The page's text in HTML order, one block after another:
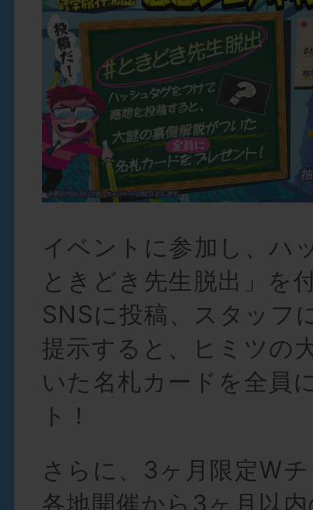
イベントに参加し、ハ
ときどき先生脱出」を
SNSに投稿、スタッフ
提示すると、ヒミツの
いた名札カードを全員
ト！
さらに、3ヶ月限定W
各地開催から3ヶ月以